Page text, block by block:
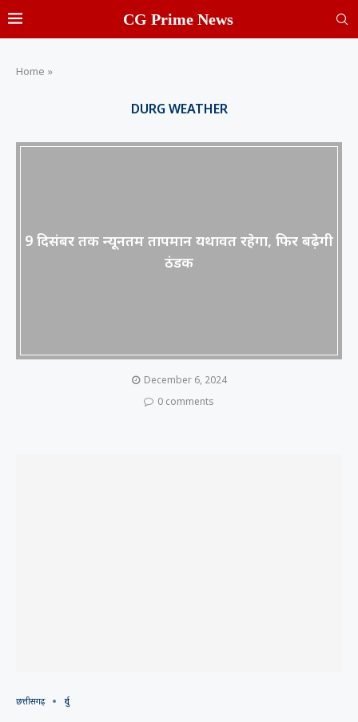
CG Prime News
Home »
DURG WEATHER
9 दिसंबर तक न्यूनतम तापमान यथावत रहेगा, फिर बढ़ेगी
ठंडक
December 6, 2024
0 comments
छत्तीसगढ़ दुर्ग